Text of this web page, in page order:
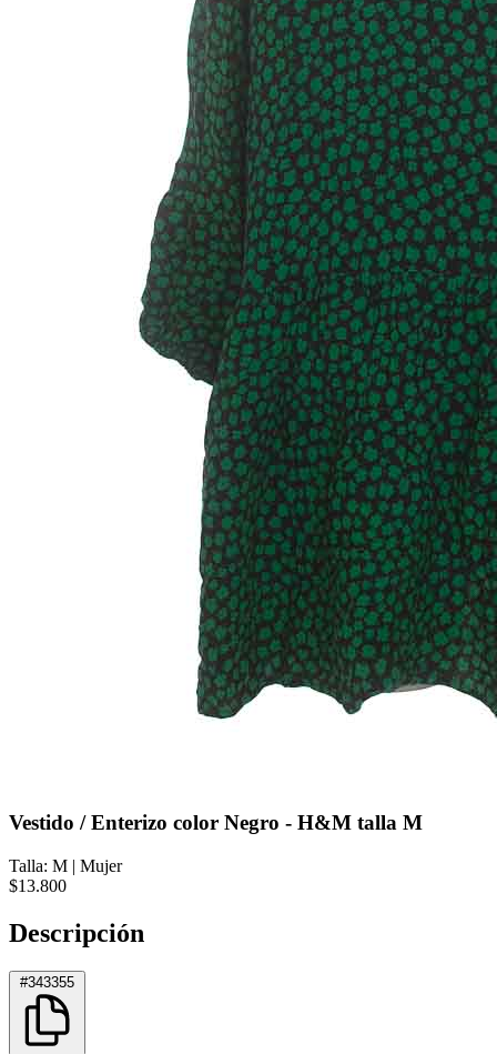
Vestido / Enterizo color Negro - H&M talla M
Talla: M | Mujer
$13.800
Descripción
#343355